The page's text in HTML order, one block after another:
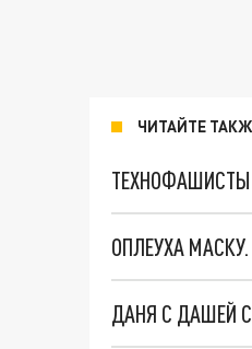
ЧИТАЙТЕ
ТЕХНОФАШИСТЫ
ОПЛЕУХА
ДАНЯ С ДАШЕЙ